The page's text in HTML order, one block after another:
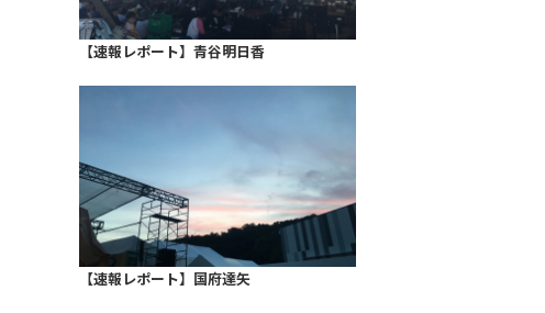
【速報レポート】青谷明日香
【速報レポート】国府達矢